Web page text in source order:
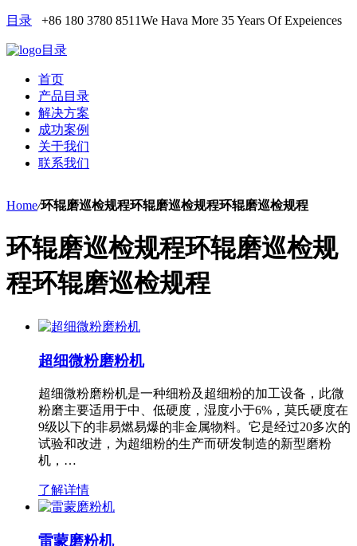
目录 +86 180 3780 8511We Hava More 35 Years Of Expeiences
目录
首页
产品目录
解决方案
成功案例
关于我们
联系我们
Home/环辊磨巡检规程环辊磨巡检规程环辊磨巡检规程
环辊磨巡检规程环辊磨巡检规
程环辊磨巡检规程
超细微粉磨粉机
超细微粉磨粉机是一种细粉及超细粉的加工设备，此微
粉磨主要适用于中、低硬度，湿度小于6%，莫氏硬度在
9级以下的非易燃易爆的非金属物料。它是经过20多次的
试验和改进，为超细粉的生产而研发制造的新型磨粉
机，…
了解详情
雷蒙磨粉机